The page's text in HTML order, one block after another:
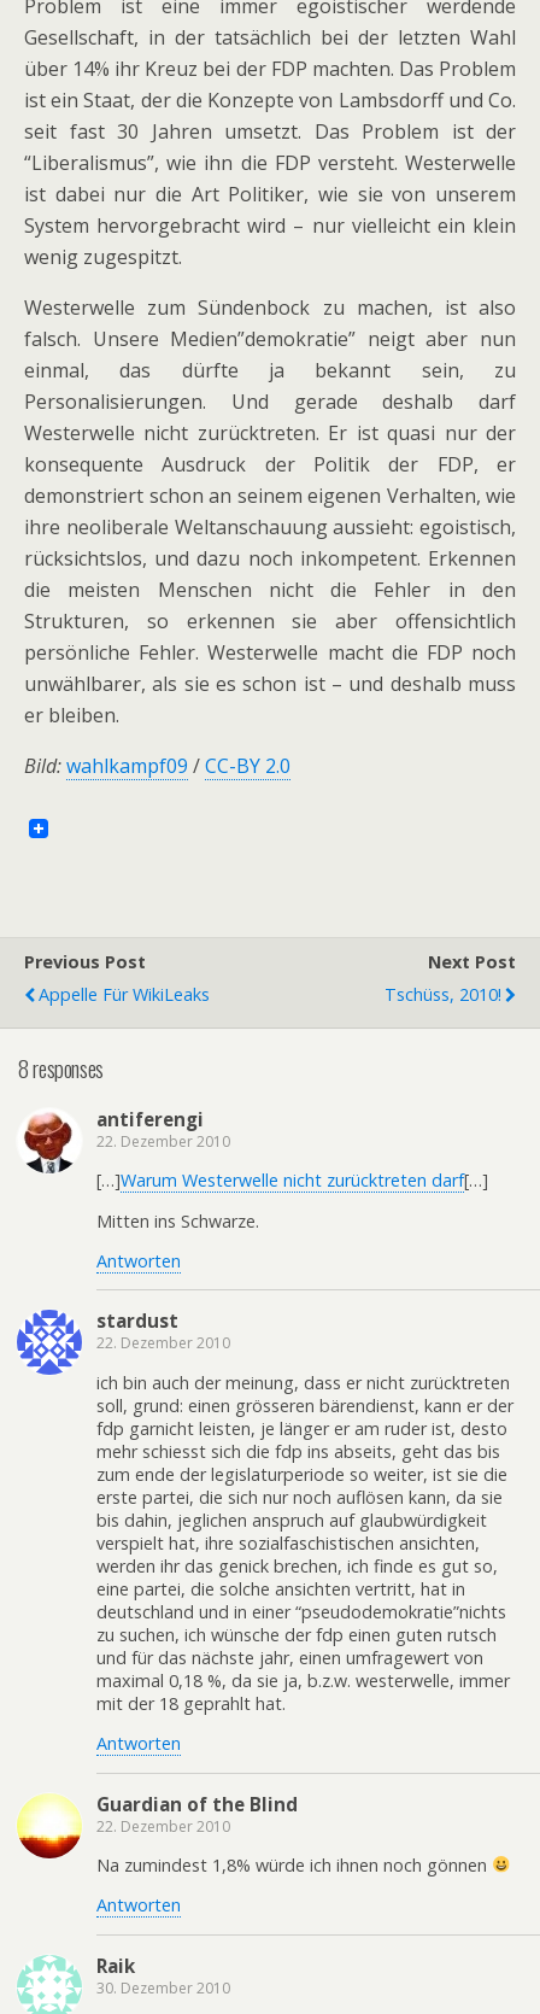
Problem ist eine immer egoistischer werdende
Gesellschaft, in der tatsächlich bei der letzten Wahl
über 14% ihr Kreuz bei der FDP machten. Das Problem
ist ein Staat, der die Konzepte von Lambsdorff und Co.
seit fast 30 Jahren umsetzt. Das Problem ist der
“Liberalismus”, wie ihn die FDP versteht. Westerwelle
ist dabei nur die Art Politiker, wie sie von unserem
System hervorgebracht wird – nur vielleicht ein klein
wenig zugespitzt.
Westerwelle zum Sündenbock zu machen, ist also
falsch. Unsere Medien”demokratie” neigt aber nun
einmal, das dürfte ja bekannt sein, zu
Personalisierungen. Und gerade deshalb darf
Westerwelle nicht zurücktreten. Er ist quasi nur der
konsequente Ausdruck der Politik der FDP, er
demonstriert schon an seinem eigenen Verhalten, wie
ihre neoliberale Weltanschauung aussieht: egoistisch,
rücksichtslos, und dazu noch inkompetent. Erkennen
die meisten Menschen nicht die Fehler in den
Strukturen, so erkennen sie aber offensichtlich
persönliche Fehler. Westerwelle macht die FDP noch
unwählbarer, als sie es schon ist – und deshalb muss
er bleiben.
Bild:wahlkampf09 /CC-BY 2.0
Previous Post
Appelle Für WikiLeaks
Next Post
Tschüss, 2010!
8 responses
antiferengi
22. Dezember 2010
[…]Warum Westerwelle nicht zurücktreten darf[…]
Mitten ins Schwarze.
Antworten
stardust
22. Dezember 2010
ich bin auch der meinung, dass er nicht zurücktreten
soll, grund: einen grösseren bärendienst, kann er der
fdp garnicht leisten, je länger er am ruder ist, desto
mehr schiesst sich die fdp ins abseits, geht das bis
zum ende der legislaturperiode so weiter, ist sie die
erste partei, die sich nur noch auflösen kann, da sie
bis dahin, jeglichen anspruch auf glaubwürdigkeit
verspielt hat, ihre sozialfaschistischen ansichten,
werden ihr das genick brechen, ich finde es gut so,
eine partei, die solche ansichten vertritt, hat in
deutschland und in einer “pseudodemokratie”nichts
zu suchen, ich wünsche der fdp einen guten rutsch
und für das nächste jahr, einen umfragewert von
maximal 0,18 %, da sie ja, b.z.w. westerwelle, immer
mit der 18 geprahlt hat.
Antworten
Guardian of the Blind
22. Dezember 2010
Na zumindest 1,8% würde ich ihnen noch gönnen
Antworten
Raik
30. Dezember 2010